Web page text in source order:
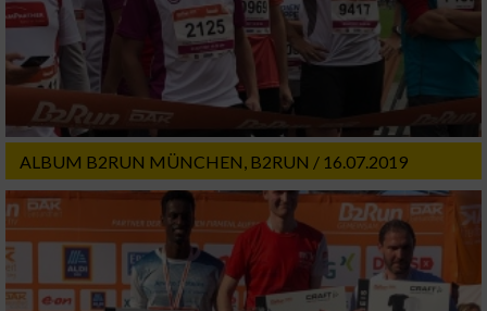
ALBUM B2RUN MÜNCHEN, B2RUN / 16.07.2019